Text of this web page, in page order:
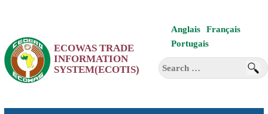
contenu
Anglais
Français
Portugais
Search
for:
ECOWAS TRADE
INFORMATION
SYSTEM(ECOTIS)